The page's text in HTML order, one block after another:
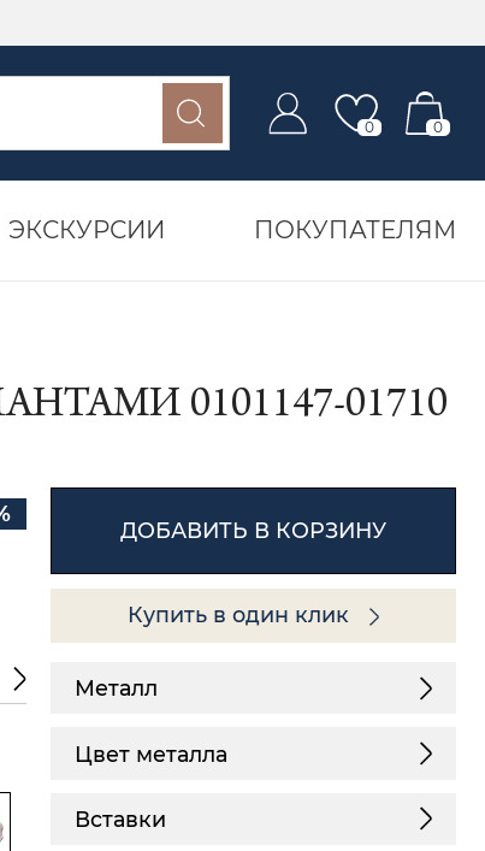
0 0
ЭКСКУРСИИ ПОКУПАТЕЛЯМ
0101147-01710
ДОБАВИТЬ В КОРЗИНУ
Купить в один клик
Металл
Цвет металла
Вставки